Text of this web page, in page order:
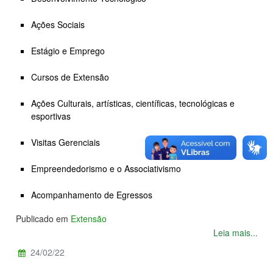
Ações Sociais
Estágio e Emprego
Cursos de Extensão
Ações Culturais, artísticas, científicas, tecnológicas e
esportivas
Visitas Gerenciais
Empreendedorismo e o Associativismo
Acompanhamento de Egressos
Publicado em Extensão
Leia mais...
24/02/22